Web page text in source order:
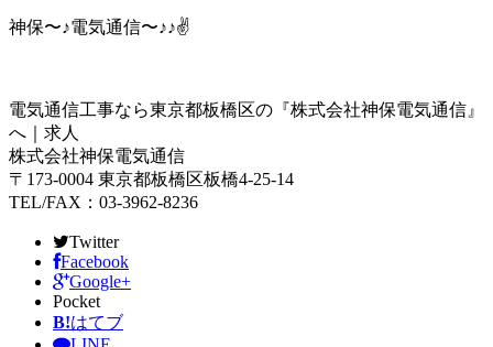
神保〜♪電気通信〜♪♪✌️
電気通信工事なら東京都板橋区の『株式会社神保電気通信』
へ｜求人
株式会社神保電気通信
〒173-0004 東京都板橋区板橋4-25-14
TEL/FAX：03-3962-8236
Twitter
Facebook
Google+
Pocket
B!はてブ